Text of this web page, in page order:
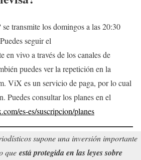
se transmite los domingos a las 20:30
seguir el
en vivo a través de los canales de
puedes ver la repetición en la
ViX es un servicio de paga, por lo cual
Puedes consultar los planes en el
es-es/suscripcion/planes
supone una inversión importante
que está protegida en las leyes sobre